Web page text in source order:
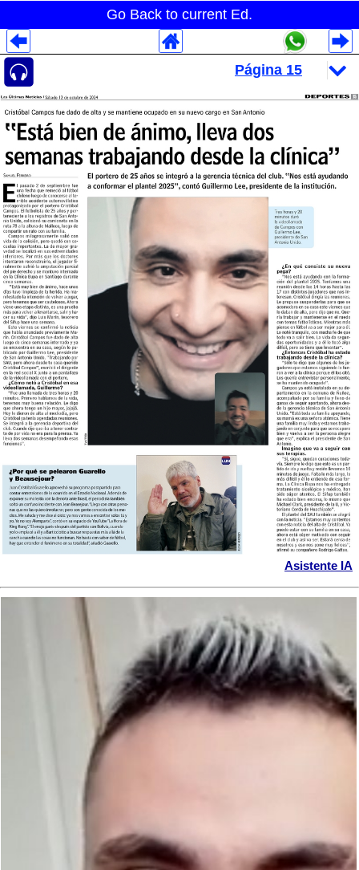
Go Back to current Ed.
Asistente IA
Despliegues Analytics
Despliegues Totales
Despliegues por Rubros